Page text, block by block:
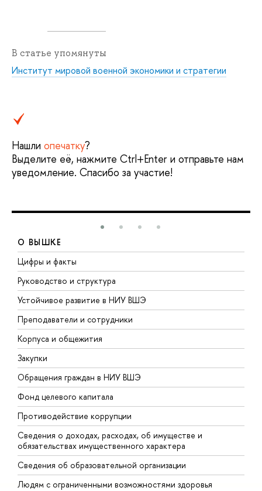
В статье упомянуты
Институт мировой военной экономики и стратегии
Нашли опечатку?
Выделите её, нажмите Ctrl+Enter и отправьте нам
уведомление. Спасибо за участие!
О ВЫШКЕ
Цифры и факты
Руководство и структура
Устойчивое развитие в НИУ ВШЭ
Преподаватели и сотрудники
Корпуса и общежития
Закупки
Обращения граждан в НИУ ВШЭ
Фонд целевого капитала
Противодействие коррупции
Сведения о доходах, расходах, об имуществе и
обязательствах имущественного характера
Сведения об образовательной организации
Людям с ограниченными возможностями здоровья